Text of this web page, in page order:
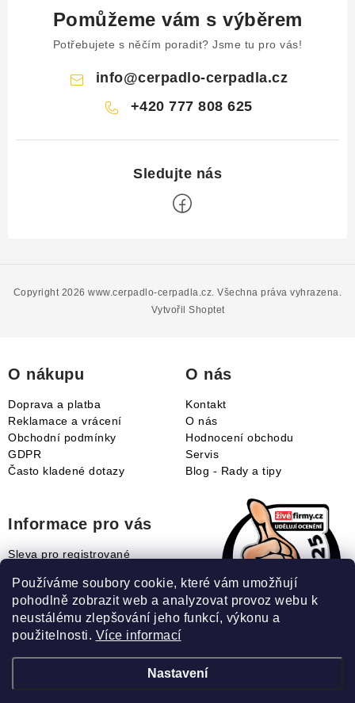
Používáme soubory cookie, které vám umožňují
pohodlně zobrazit web a analyzovat provoz webu k
neustálému zlepšování jeho funkcí, výkonu a
použitelnosti. Více informací
Nastavení
Pomůžeme vám s výběrem
Potřebujete s něčím poradit? Jsme tu pro vás!
info@cerpadlo-cerpadla.cz
+420 777 808 625
Vytvořil Shoptet
Copyright 2026www.cerpadlo-cerpadla.cz. Všechna práva vyhrazena.
O nákupu
Doprava a platba
Reklamace a vrácení
Obchodní podmínky
GDPR
Často kladené dotazy
O nás
Kontakt
O nás
Hodnocení obchodu
Servis
Blog - Rady a tipy
Informace pro vás
Sleva pro registrované
Jak uplatnit slevový kupón?
Jak nakupovat?
Slovník pojmů